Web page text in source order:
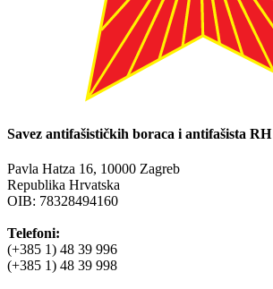
Savez antifašističkih boraca i antifašista RH
Pavla Hatza 16, 10000 Zagreb
Republika Hrvatska
OIB: 78328494160
Telefoni:
(+385 1) 48 39 996
(+385 1) 48 39 998